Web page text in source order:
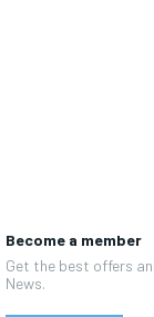
Become a member
Get the best offers
News.